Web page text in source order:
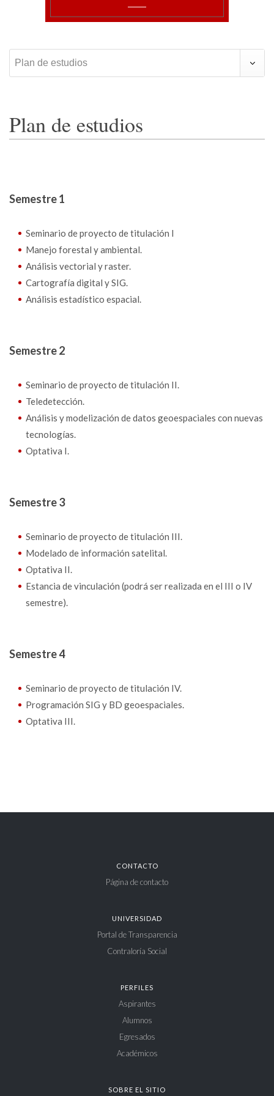
Plan de estudios
Plan de estudios
Semestre 1
Seminario de proyecto de titulación I
Manejo forestal y ambiental.
Análisis vectorial y raster.
Cartografía digital y SIG.
Análisis estadístico espacial.
Semestre 2
Seminario de proyecto de titulación II.
Teledetección.
Análisis y modelización de datos geoespaciales con nuevas
tecnologías.
Optativa I.
Semestre 3
Seminario de proyecto de titulación III.
Modelado de información satelital.
Optativa II.
Estancia de vinculación (podrá ser realizada en el III o IV
semestre).
Semestre 4
Seminario de proyecto de titulación IV.
Programación SIG y BD geoespaciales.
Optativa III.
CONTACTO
Página de contacto
UNIVERSIDAD
Portal de Transparencia
Contraloría Social
PERFILES
Aspirantes
Alumnos
Egresados
Académicos
SOBRE EL SITIO